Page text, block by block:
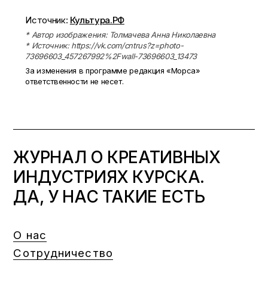
Источник: Культура.РФ
* Автор изображения: Толмачева Анна Николаевна
* Источник: https://vk.com/cntrus?z=photo-
73696603_457267992%2Fwall-73696603_13473
За изменения в программе редакция «Морса»
ответственности не несет.
ЖУРНАЛ О КРЕАТИВНЫХ
ИНДУСТРИЯХ КУРСКА.
ДА, У НАС ТАКИЕ ЕСТЬ
О нас
Сотрудничество